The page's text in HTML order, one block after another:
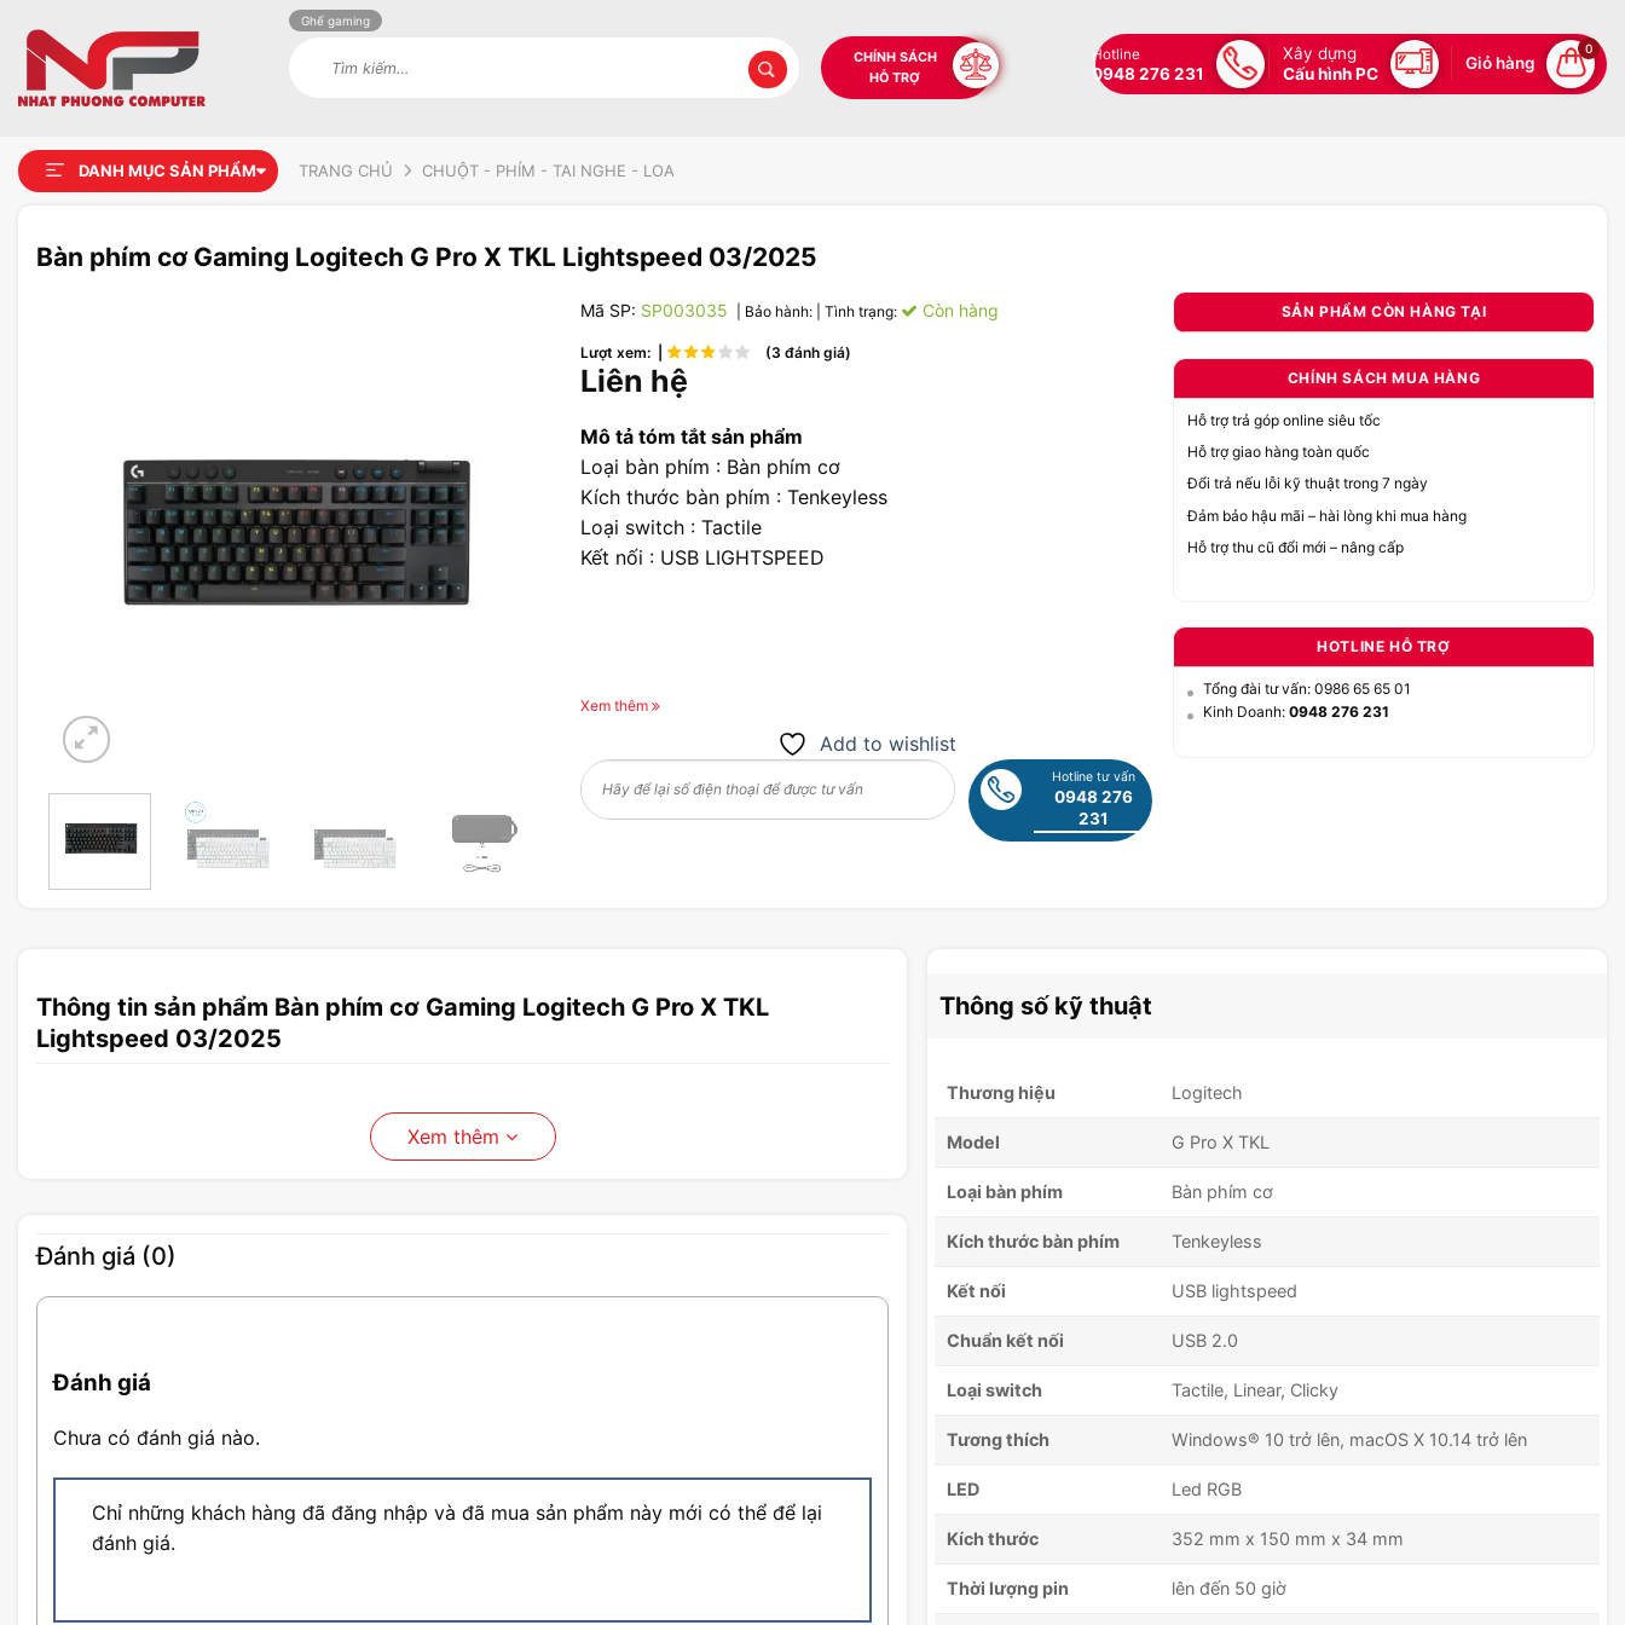
Ghế gaming
CHÍNH SÁCH
HỖ TRỢ
Hotline
0948 276 231
Xây dựng
Cấu hình PC
Giỏ hàng
0
DANH MỤC SẢN PHẨM TRANG CHỦ CHUỘT - PHÍM - TAI NGHE - LOA
Bàn phím cơ Gaming Logitech G Pro X TKL Lightspeed 03/2025
Mã SP: SP003035 | Bảo hành: | Tình trạng: Còn hàng
Lượt xem: | (3 đánh giá)
Liên hệ
Mô tả tóm tắt sản phẩm
Loại bàn phím : Bàn phím cơ
Kích thước bàn phím : Tenkeyless
Loại switch : Tactile
Kết nối : USB LIGHTSPEED
Xem thêm
Add to wishlist
Hotline tư vấn
0948 276
231
SẢN PHẨM CÒN HÀNG TẠI
CHÍNH SÁCH MUA HÀNG
Hỗ trợ trả góp online siêu tốc
Hỗ trợ giao hàng toàn quốc
Đổi trả nếu lỗi kỹ thuật trong 7 ngày
Đảm bảo hậu mãi – hài lòng khi mua hàng
Hỗ trợ thu cũ đổi mới – nâng cấp
HOTLINE HỖ TRỢ
Tổng đài tư vấn: 0986 65 65 01
Kinh Doanh: 0948 276 231
Thông tin sản phẩm Bàn phím cơ Gaming Logitech G Pro X TKL
Lightspeed 03/2025
Xem thêm
Đánh giá (0)
Đánh giá
Chưa có đánh giá nào.
Chỉ những khách hàng đã đăng nhập và đã mua sản phẩm này mới có thể để lại
đánh giá.
Thông số kỹ thuật
Thương hiệu Logitech
Model G Pro X TKL
Loại bàn phím Bàn phím cơ
Kích thước bàn phím Tenkeyless
Kết nối USB lightspeed
Chuẩn kết nối USB 2.0
Loại switch Tactile, Linear, Clicky
Tương thích Windows® 10 trở lên, macOS X 10.14 trở lên
LED Led RGB
Kích thước 352 mm x 150 mm x 34 mm
Thời lượng pin lên đến 50 giờ